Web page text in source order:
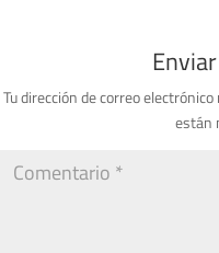
Tu dirección de correo electrónico
están